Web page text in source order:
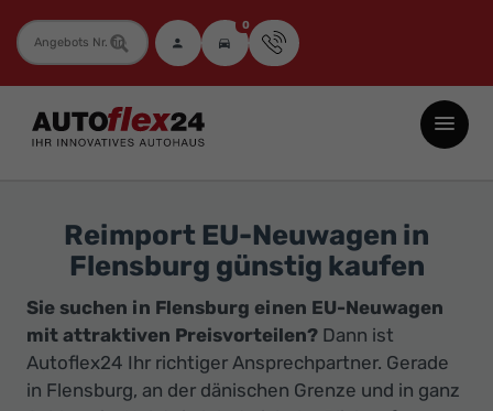
Fahrzeugnummer 0
Autoflex24
GmbH
Neuwagen
Jahreswagen
und
Gebrauchtwagen
zu
Top-
Reimport EU-Neuwagen in
Flensburg günstig kaufen
Sie suchen in Flensburg einen EU-Neuwagen
mit attraktiven Preisvorteilen? Dann ist
Autoflex24 Ihr richtiger Ansprechpartner. Gerade
in Flensburg, an der dänischen Grenze und in ganz